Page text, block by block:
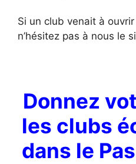
Si un club venait à
n’hésitez pas à nous le
Donnez
les clubs
dans le